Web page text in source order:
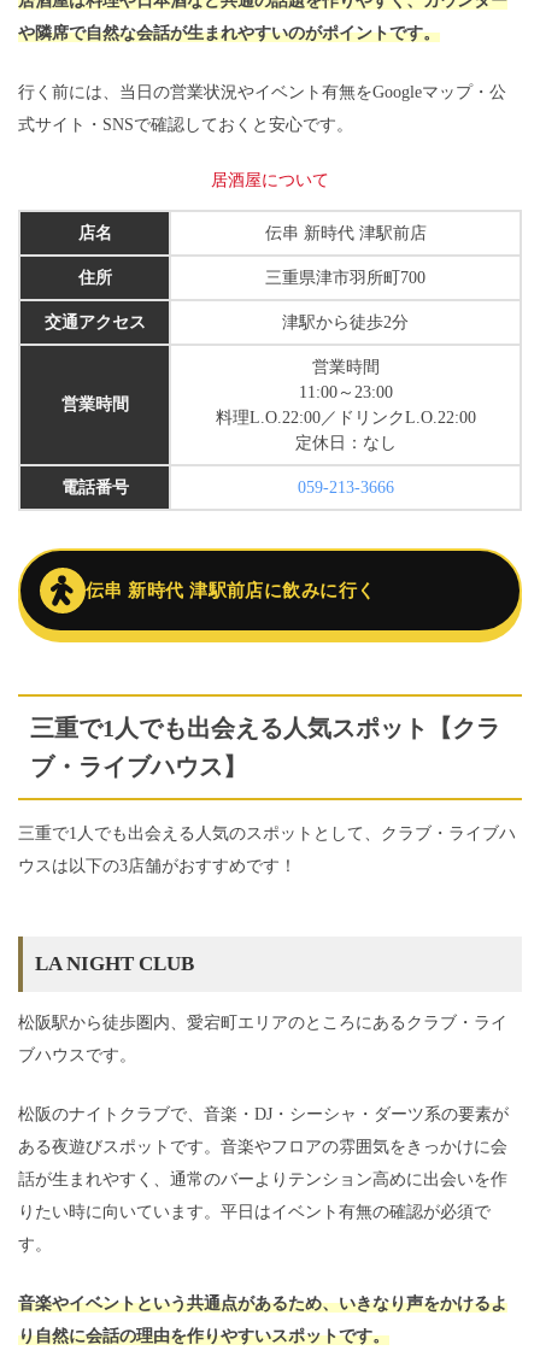
や隣席で自然な会話が生まれやすいのがポイントです。
行く前には、当日の営業状況やイベント有無をGoogleマップ・公
式サイト・SNSで確認しておくと安心です。
居酒屋について
店名 伝串 新時代 津駅前店
住所 三重県津市羽所町700
交通アクセス 津駅から徒歩2分
営業時間
営業時間
11:00～23:00
料理L.O.22:00／ドリンクL.O.22:00
定休日：なし
電話番号 059-213-3666
伝串 新時代 津駅前店に飲みに行く
三重で1人でも出会える人気スポット【クラ
ブ・ライブハウス】
三重で1人でも出会える人気のスポットとして、クラブ・ライブハ
ウスは以下の3店舗がおすすめです！
LA NIGHT CLUB
松阪駅から徒歩圏内、愛宕町エリアのところにあるクラブ・ライ
ブハウスです。
松阪のナイトクラブで、音楽・DJ・シーシャ・ダーツ系の要素が
ある夜遊びスポットです。音楽やフロアの雰囲気をきっかけに会
話が生まれやすく、通常のバーよりテンション高めに出会いを作
りたい時に向いています。平日はイベント有無の確認が必須で
す。
音楽やイベントという共通点があるため、いきなり声をかけるよ
り自然に会話の理由を作りやすいスポットです。